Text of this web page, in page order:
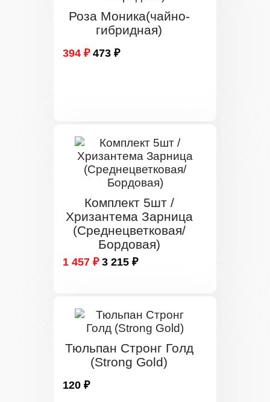
Роза Моника(чайно-
гибридная)
394 ₽ 473 ₽
Комплект 5шт /
Хризантема Зарница
(Среднецветковая/
Бордовая)
1 457 ₽ 3 215 ₽
Тюльпан Стронг Голд
(Strong Gold)
120 ₽